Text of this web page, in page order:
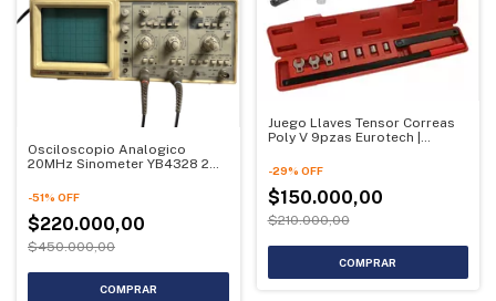
Osciloscopio Analogico
20MHz Sinometer YB4328 2
-51% OFF
$220.000,00
$450.000,00
Juego Llaves Tensor Correas
Poly V 9pzas Eurotech |
-29% OFF
$150.000,00
$210.000,00